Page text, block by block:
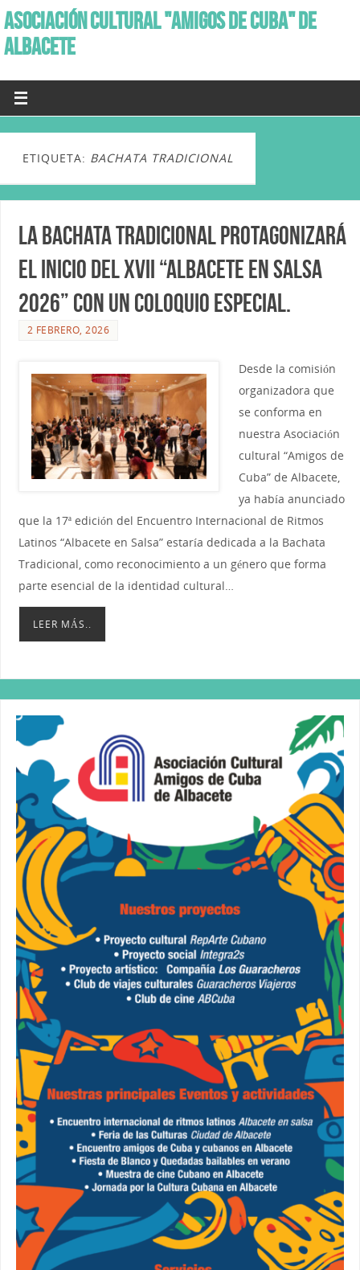
ASOCIACIÓN CULTURAL "AMIGOS DE CUBA" DE
ALBACETE
ETIQUETA: BACHATA TRADICIONAL
La Bachata Tradicional protagonizará
el inicio del XVII “Albacete en Salsa
2026” con un coloquio especial.
2 FEBRERO, 2026
Desde la comisión
organizadora que
se conforma en
nuestra Asociación
cultural “Amigos de
Cuba” de Albacete,
ya había anunciado
que la 17ª edición del Encuentro Internacional de Ritmos
Latinos “Albacete en Salsa” estaría dedicada a la Bachata
Tradicional, como reconocimiento a un género que forma
parte esencial de la identidad cultural…
LEER MÁS..